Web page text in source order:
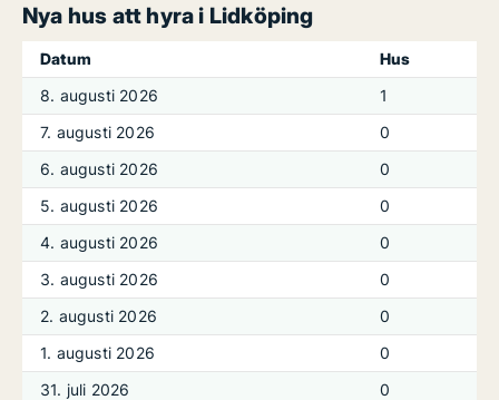
Nya hus att hyra i Lidköping
Datum
Hus
8. augusti 2026
1
7. augusti 2026
0
6. augusti 2026
0
5. augusti 2026
0
4. augusti 2026
0
3. augusti 2026
0
2. augusti 2026
0
1. augusti 2026
0
31. juli 2026
0